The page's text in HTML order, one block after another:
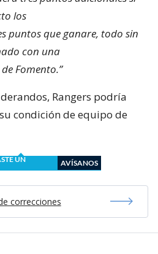
los
puntos que ganare, todo sin
con una
Fomento.”
Rangers podría
condición de equipo de
UN
AVÍSANOS
correcciones